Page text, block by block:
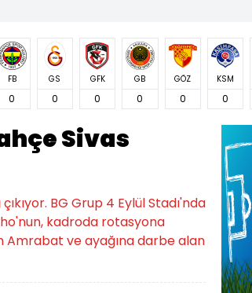
FB
0
GS
0
GFK
0
GB
0
GÖZ
0
KSM
0
Sivas
BG Grup 4 Eylül Stadı'nda
kadroda rotasyona
Amrabat ve ayağına darbe alan